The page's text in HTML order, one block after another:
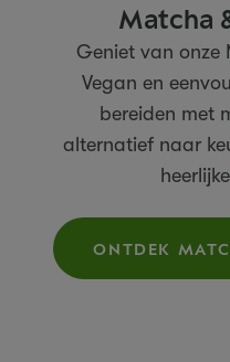
Matcha
Geniet van onze
Vegan en
bereiden met
alternatief naar
ONTDEK